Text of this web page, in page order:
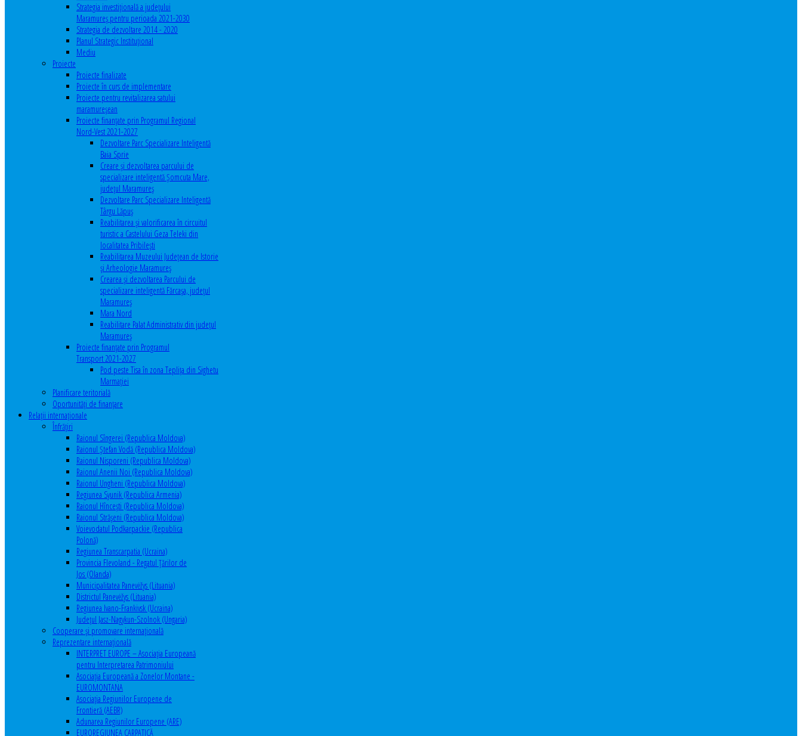
Strategia investiţională a județului
Maramureș pentru perioada 2021-2030
Strategia de dezvoltare 2014 - 2020
Planul Strategic Instituţional
Mediu
Proiecte
Proiecte finalizate
Proiecte în curs de implementare
Proiecte pentru revitalizarea satului
maramureşean
Proiecte finanțate prin Programul Regional
Nord-Vest 2021-2027
Dezvoltare Parc Specializare Inteligentă
Baia Sprie
Creare și dezvoltarea parcului de
specializare inteligentă Șomcuta Mare,
județul Maramureș
Dezvoltare Parc Specializare Inteligentă
Târgu Lăpuș
Reabilitarea și valorificarea în circuitul
turistic a Castelului Geza Teleki din
localitatea Pribilești
Reabilitarea Muzeului Județean de Istorie
și Arheologie Maramureș
Crearea și dezvoltarea Parcului de
specializare inteligentă Fărcașa, județul
Maramureș
Mara Nord
Reabilitare Palat Administrativ din județul
Maramureș
Proiecte finanțate prin Programul
Transport 2021-2027
Pod peste Tisa în zona Teplița din Sighetu
Marmației
Planificare teritorială
Oportunităţi de finanţare
Relaţii internaţionale
Înfrăţiri
Raionul Sîngerei (Republica Moldova)
Raionul Ștefan Vodă (Republica Moldova)
Raionul Nisporeni (Republica Moldova)
Raionul Anenii Noi (Republica Moldova)
Raionul Ungheni (Republica Moldova)
Regiunea Syunik (Republica Armenia)
Raionul Hîncești (Republica Moldova)
Raionul Străşeni (Republica Moldova)
Voievodatul Podkarpackie (Republica
Polonă)
Regiunea Transcarpatia (Ucraina)
Provincia Flevoland - Regatul Ţărilor de
Jos (Olanda)
Municipalitatea Panevėžys (Lituania)
Districtul Panevėžys (Lituania)
Regiunea Ivano-Frankivsk (Ucraina)
Judeţul Jasz-Nagykun-Szolnok (Ungaria)
Cooperare şi promovare internaţională
Reprezentare internaţională
INTERPRET EUROPE – Asociația Europeană
pentru Interpretarea Patrimoniului
Asociația Europeană a Zonelor Montane -
EUROMONTANA
Asociația Regiunilor Europene de
Frontieră (AEBR)
Adunarea Regiunilor Europene (ARE)
EUROREGIUNEA CARPATICĂ